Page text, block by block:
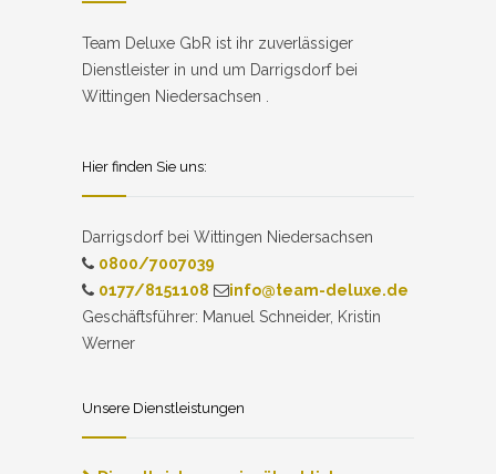
Team Deluxe GbR ist ihr zuverlässiger
Dienstleister in und um Darrigsdorf bei
Wittingen Niedersachsen .
Hier finden Sie uns:
Darrigsdorf bei Wittingen Niedersachsen
0800/7007039
0177/8151108
info@team-deluxe.de
Geschäftsführer: Manuel Schneider, Kristin
Werner
Unsere Dienstleistungen